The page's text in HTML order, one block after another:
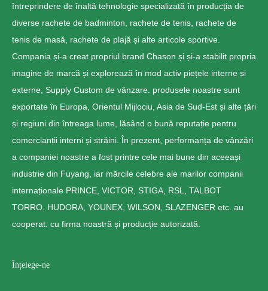
întreprindere de înaltă tehnologie specializată în producția de
diverse rachete de badminton, rachete de tenis, rachete de
tenis de masă, rachete de plajă și alte articole sportive.
Compania și-a creat propriul brand Chason și și-a stabilit propria
imagine de marcă și explorează în mod activ piețele interne și
externe, Supply Custom de vânzare. produsele noastre sunt
exportate în Europa, Orientul Mijlociu, Asia de Sud-Est și alte țări
și regiuni din întreaga lume, lăsând o bună reputație pentru
comercianții interni și străini. În prezent, performanța de vânzări
a companiei noastre a fost printre cele mai bune din aceeași
industrie din Fuyang, iar mărcile celebre ale marilor companii
internaționale PRINCE, VICTOR, STIGA, RSL, TALBOT
TORRO, HUDORA, YOUNEX, WILSON, SLAZENGER etc. au
cooperat. cu firma noastră și producție autorizată.
Înțelege-ne